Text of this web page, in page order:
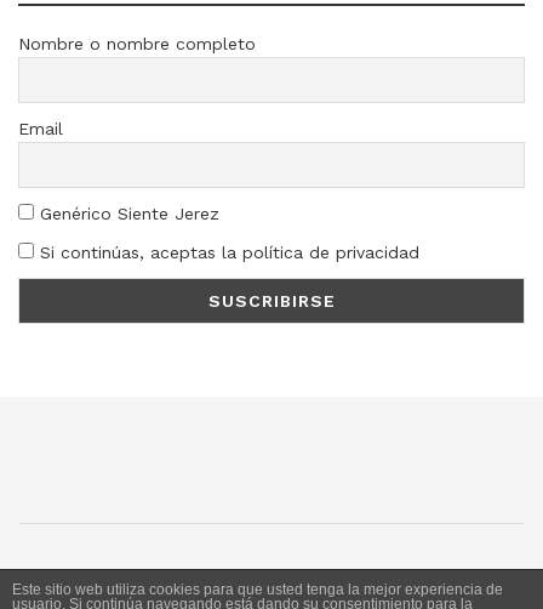
Nombre o nombre completo
Email
Genérico Siente Jerez
Si continúas, aceptas la política de privacidad
Este sitio web utiliza cookies para que usted tenga la mejor experiencia de
usuario. Si continúa navegando está dando su consentimiento para la